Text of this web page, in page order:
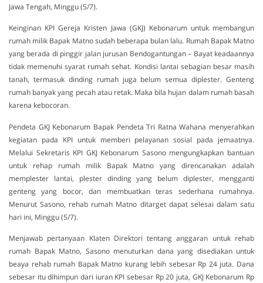
Jawa Tengah, Minggu (5/7).
Keinginan KPI Gereja Kristen Jawa (GKJ) Kebonarum untuk membangun
rumah milik Bapak Matno sudah beberapa bulan lalu. Rumah Bapak Matno
yang berada di pinggir jalan jurusan Bendogantungan – Bayat keadaannya
tidak memenuhi syarat rumah sehat. Kondisi lantai sebagian besar masih
tanah, termasuk dinding rumah juga belum semua diplester. Genteng
rumah banyak yang pecah atau retak. Maka bila hujan dalam rumah basah
karena kebocoran.
Pendeta GKJ Kebonarum Bapak Pendeta Tri Ratna Wahana menyerahkan
kegiatan pada KPI untuk memberi pelayanan sosial pada jemaatnya.
Melalui Sekretaris KPI GKJ Kebonarum Sasono mengungkapkan bantuan
untuk rehap rumah milik Bapak Matno yang direncanakan adalah
memplester lantai, plester dinding yang belum diplester, mengganti
genteng yang bocor, dan membuatkan teras sederhana rumahnya.
Menurut Sasono, rehab rumah Matno ditarget dapat selesai dalam satu
hari ini, Minggu (5/7).
Menjawab pertanyaan Klaten Direktori tentang anggaran untuk rehab
rumah Bapak Matno, Sasono menuturkan dana yang disediakan untuk
beaya rehab rumah Bapak Matno kurang lebih sebesar Rp 24 juta. Dana
sebesar itu dihimpun dari iuran KPI sebesar Rp 20 juta, GKJ Kebonarum Rp